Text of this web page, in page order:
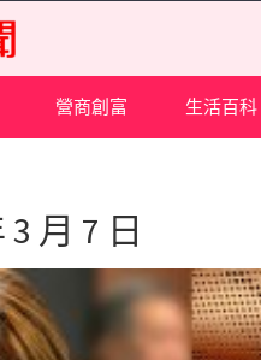
營商創富 生活百科
3 月 7 日